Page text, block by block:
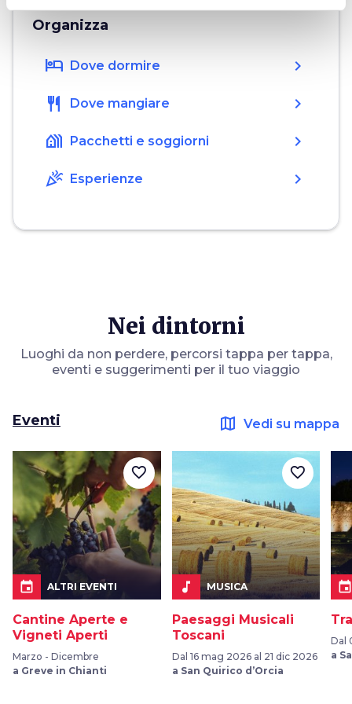
Organizza
hotel Dove dormire chevron_right
restaurant Dove mangiare chevron_right
holiday_village Pacchetti e soggiorni chevron_right
celebration Esperienze chevron_right
Nei dintorni
Luoghi da non perdere, percorsi tappa per tappa,
eventi e suggerimenti per il tuo viaggio
Eventi map Vedi su mappa
event ALTRI EVENTI
Cantine Aperte e
Vigneti Aperti
Marzo - Dicembre
a Greve in Chianti
favorite_border
music_note MUSICA
Paesaggi Musicali
Toscani
Dal 16 mag 2026 al 21 dic 2026
a San Quirico d’Orcia
favorite_border
Dal
a